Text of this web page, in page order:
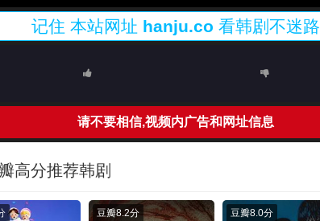
记住 本站网址 hanju.co 看韩剧不迷路
请不要相信,视频内广告和网址信息
高分推荐韩剧
豆瓣8.2分 豆瓣8.0分